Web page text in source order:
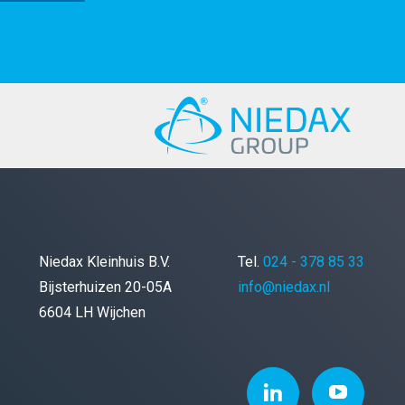
Niedax Kleinhuis B.V.
Bijsterhuizen 20-05A
6604 LH Wijchen
Tel. 024 - 378 85 33
info@niedax.nl